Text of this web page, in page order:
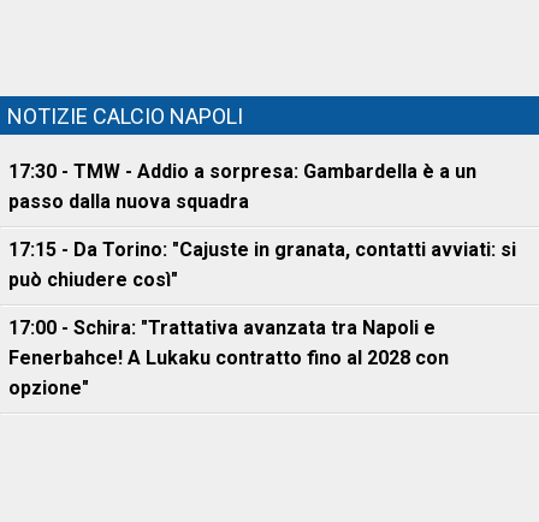
NOTIZIE CALCIO NAPOLI
17:30 - TMW - Addio a sorpresa: Gambardella è a un
passo dalla nuova squadra
17:15 - Da Torino: "Cajuste in granata, contatti avviati: si
può chiudere così"
17:00 - Schira: "Trattativa avanzata tra Napoli e
Fenerbahce! A Lukaku contratto fino al 2028 con
opzione"